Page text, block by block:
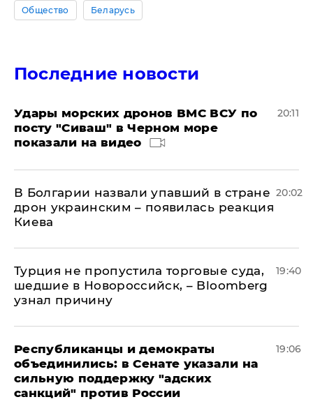
Общество Беларусь
Последние новости
Удары морских дронов ВМС ВСУ по
посту "Сиваш" в Черном море
показали на видео
20:11
В Болгарии назвали упавший в стране
дрон украинским – появилась реакция
Киева
20:02
Турция не пропустила торговые суда,
шедшие в Новороссийск, – Bloomberg
узнал причину
19:40
Республиканцы и демократы
объединились: в Сенате указали на
сильную поддержку "адских
санкций" против России
19:06